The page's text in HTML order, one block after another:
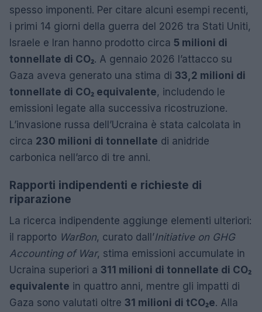
spesso imponenti. Per citare alcuni esempi recenti,
i primi 14 giorni della guerra del 2026 tra Stati Uniti,
Israele e Iran hanno prodotto circa 5 milioni di
tonnellate di CO₂. A gennaio 2026 l’attacco su
Gaza aveva generato una stima di 33,2 milioni di
tonnellate di CO₂ equivalente, includendo le
emissioni legate alla successiva ricostruzione.
L’invasione russa dell’Ucraina è stata calcolata in
circa 230 milioni di tonnellate di anidride
carbonica nell’arco di tre anni.
Rapporti indipendenti e richieste di
riparazione
La ricerca indipendente aggiunge elementi ulteriori:
il rapporto WarBon, curato dall’Initiative on GHG
Accounting of War, stima emissioni accumulate in
Ucraina superiori a 311 milioni di tonnellate di CO₂
equivalente in quattro anni, mentre gli impatti di
Gaza sono valutati oltre 31 milioni di tCO₂e. Alla